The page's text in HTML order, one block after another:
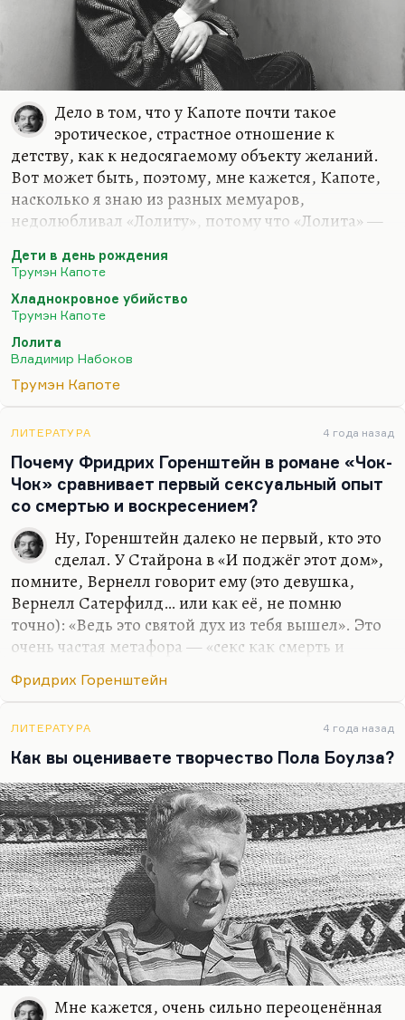
Дело в том, что у Капоте почти такое
эротическое, страстное отношение к
детству, как к недосягаемому объекту желаний.
Вот может быть, поэтому, мне кажется, Капоте,
насколько я знаю из разных мемуаров,
недолюбливал «Лолиту», потому что «Лолита» —
роман о сексуальной эксплуатации детства, а для
Капоте детство — это именно эротизм
недосягаемости. Вот так бы я сказал. У него в
«Музыке для хамелеонов» есть рассказ (по-моему,
там) о пожилом мужчине, который
переписывается с девочкой. Все его подозревают
в педофилии, а он переписывается с ней просто
благоуханная свежесть, больше ничего.
И вот мне кажется, что у…
Дети в день рождения
Трумэн Капоте
Хладнокровное убийство
Трумэн Капоте
Лолита
Владимир Набоков
Трумэн Капоте
ЛИТЕРАТУРА 4 года назад
Почему Фридрих Горенштейн в романе «Чок-
Чок» сравнивает первый сексуальный опыт
со смертью и воскресением?
Ну, Горенштейн далеко не первый, кто это
сделал. У Стайрона в «И поджёг этот дом»,
помните, Вернелл говорит ему (это девушка,
Вернелл Сатерфилд… или как её, не помню
точно): «Ведь это святой дух из тебя вышел». Это
очень частая метафора — «секс как смерть и
Горенштейна секс скорее как раз вызывает
Вспомните вот это «сплошное красное мясо», и
жуткая сцена с этой чешкой… полькой, «пусть у
тебя будет красный живот». Отвращение к сексу у
Горенштейна очень сильное.
Фридрих Горенштейн
ЛИТЕРАТУРА 4 года назад
Как вы оцениваете творчество Пола Боулза?
Мне кажется, очень сильно переоценённая